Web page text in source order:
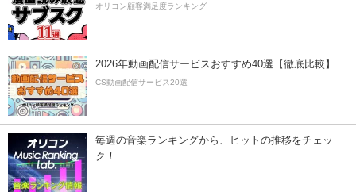
オリコン顧客満足度ランキング
2026年動画配信サービスおすすめ40選【徹底比較】
CS動画配信サービス20選
毎週の音楽ランキングから、ヒットの推移をチェッ
ク！